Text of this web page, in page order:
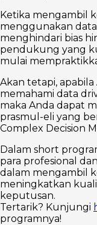
Ketika mengambil
menggunakan
menghindari bias
pendukung yang
mulai
Akan tetapi,
memahami data
maka Anda dapat
prasmul-eli yang
Complex Decision
Dalam short
para profesional
dalam mengambil
meningkatkan
keputusan.
Tertarik? Kunjungi
programnya!